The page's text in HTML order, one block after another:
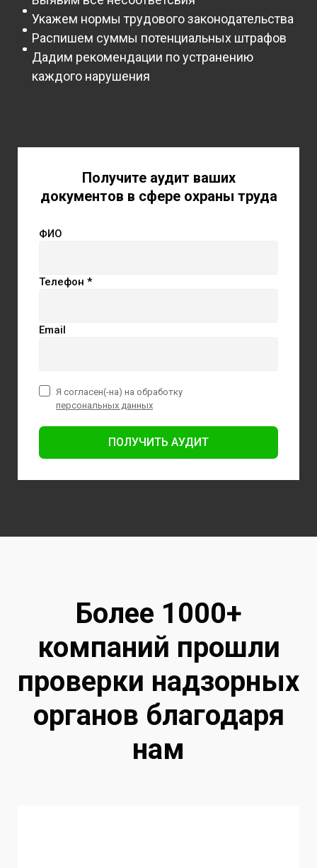
Укажем нормы трудового законодательства
Распишем суммы потенциальных штрафов
Дадим рекомендации по устранению
каждого нарушения
Получите аудит ваших
документов в сфере охраны труда
ФИО
Телефон *
Email
ПОЛУЧИТЬ АУДИТ
Я согласен(-на) на обработку
персональных данных
Более 1000+
компаний прошли
проверки надзорных
органов благодаря
нам